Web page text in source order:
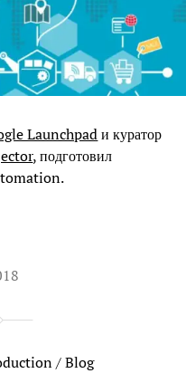
Launchpadи куратор
, подготовил
/ Blog